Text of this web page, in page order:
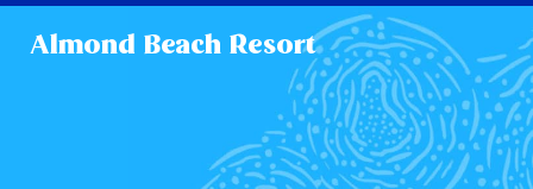
Almond Beach Resort